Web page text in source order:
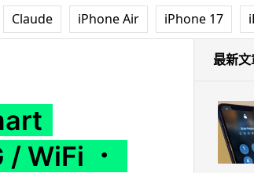
． Android 4.1 - Samsung Galaxy
Claude iPhone Air iPhone 17
WiFi ．
最新文